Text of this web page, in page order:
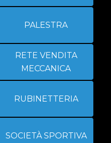
PALESTRA
RETE VENDITA
MECCANICA
RUBINETTERIA
SOCIETÀ SPORTIVA